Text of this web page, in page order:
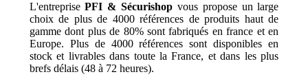
L'entreprisePFI & Sécurishop vous propose un large
choix de plus de 4000 références de produits haut de
gamme dont plus de 80% sont fabriqués en france et en
Europe. Plus de 4000 références sont disponibles en
stock et livrables dans toute la France, et dans les plus
brefs délais (48 à 72 heures).